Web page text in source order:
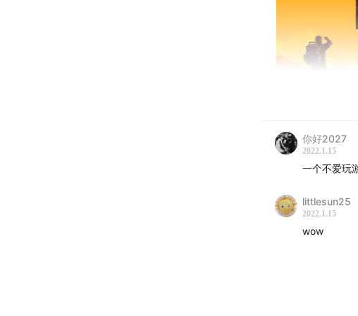
Hi，我是小熊
享频道。
你好2027
2022.1.15
一个不爱玩
littlesun25
2022.1.15
wow